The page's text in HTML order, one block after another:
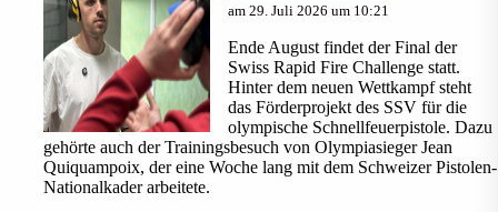
am 29. Juli 2026 um 10:21
Ende August findet der Final der
Swiss Rapid Fire Challenge statt.
Hinter dem neuen Wettkampf steht
das Förderprojekt des SSV für die
olympische Schnellfeuerpistole. Dazu
gehörte auch der Trainingsbesuch von Olympiasieger Jean
Quiquampoix, der eine Woche lang mit dem Schweizer Pistolen-
Nationalkader arbeitete.